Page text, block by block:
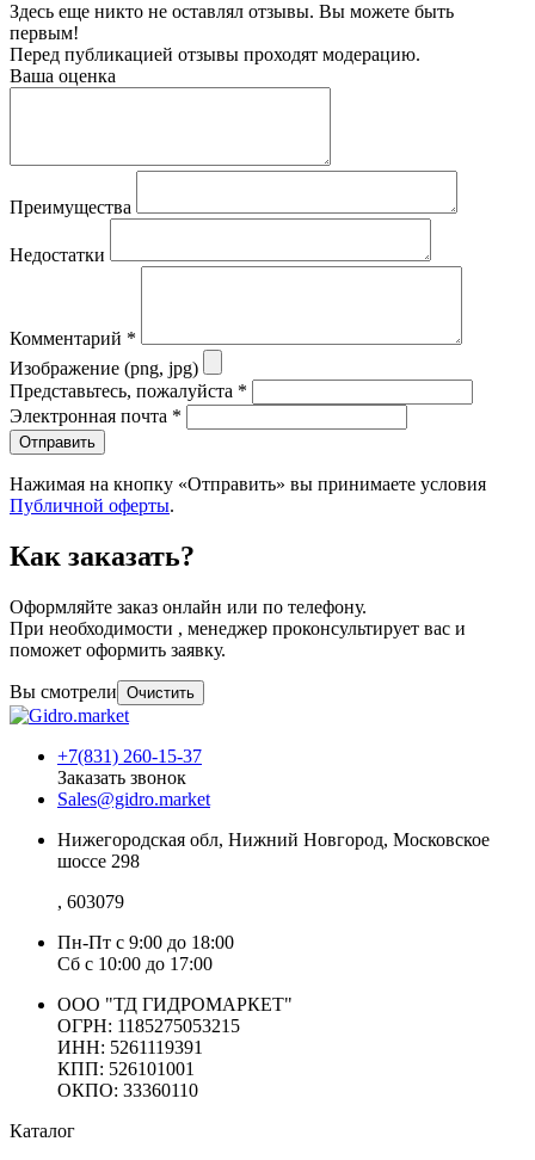
Здесь еще никто не оставлял отзывы. Вы можете быть
первым!
Перед публикацией отзывы проходят модерацию.
Ваша оценка
Преимущества
Недостатки
Комментарий *
Изображение (png, jpg)
Представьтесь, пожалуйста *
Электронная почта *
Отправить
Нажимая на кнопку «Отправить» вы принимаете условия
Публичной оферты.
Как заказать?
Оформляйте заказ онлайн или по телефону.
При необходимости , менеджер проконсультирует вас и
поможет оформить заявку.
Вы смотрели Очистить
+7(831) 260-15-37
Заказать звонок
Sales@gidro.market
Нижегородская обл, Нижний Новгород, Московское
шоссе 298
, 603079
Пн-Пт с 9:00 до 18:00
Сб с 10:00 до 17:00
ООО "ТД ГИДРОМАРКЕТ"
ОГРН: 1185275053215
ИНН: 5261119391
КПП: 526101001
ОКПО: 33360110
Каталог